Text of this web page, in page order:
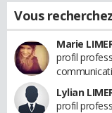
Vous
Marie
profil
Lylian
profil